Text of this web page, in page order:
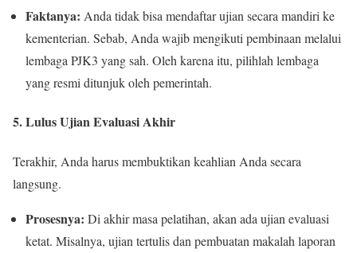
Faktanya: Anda tidak bisa mendaftar ujian secara mandiri ke
kementerian. Sebab, Anda wajib mengikuti pembinaan melalui
lembaga PJK3 yang sah. Oleh karena itu, pilihlah lembaga
yang resmi ditunjuk oleh pemerintah.
5. Lulus Ujian Evaluasi Akhir
Terakhir, Anda harus membuktikan keahlian Anda secara
langsung.
Prosesnya: Di akhir masa pelatihan, akan ada ujian evaluasi
ketat. Misalnya, ujian tertulis dan pembuatan makalah laporan